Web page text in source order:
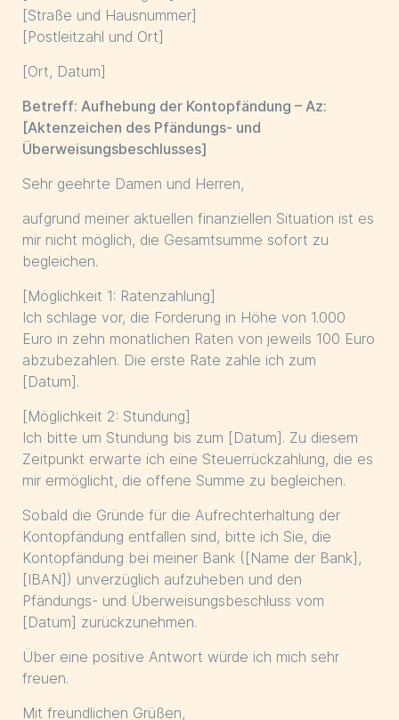
[Straße und Hausnummer]
[Postleitzahl und Ort]
[Ort, Datum]
Betreff: Aufhebung der Kontopfändung – Az:
[Aktenzeichen des Pfändungs- und
Überweisungsbeschlusses]
Sehr geehrte Damen und Herren,
aufgrund meiner aktuellen finanziellen Situation ist es
mir nicht möglich, die Gesamtsumme sofort zu
begleichen.
[Möglichkeit 1: Ratenzahlung]
Ich schlage vor, die Forderung in Höhe von ­­­1.000
Euro in zehn monatlichen Raten von jeweils 100 Euro
abzubezahlen. Die erste Rate zahle ich zum
[Datum].
[Möglichkeit 2: Stundung]
Ich bitte um Stundung bis zum [Datum]. Zu diesem
Zeitpunkt erwarte ich eine Steuerrückzahlung, die es
mir ermöglicht, die offene Summe zu begleichen.
Sobald die Gründe für die Aufrechterhaltung der
Kontopfändung entfallen sind, bitte ich Sie, die
Kontopfändung bei meiner Bank ([Name der Bank],
[IBAN]) unverzüglich aufzuheben und den
Pfändungs- und Überweisungsbeschluss vom
[Datum] zurückzunehmen.
Über eine positive Antwort würde ich mich sehr
freuen.
Mit freundlichen Grüßen,